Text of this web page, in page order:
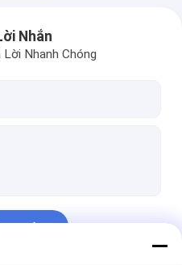
Nhắn
Nhanh Chóng